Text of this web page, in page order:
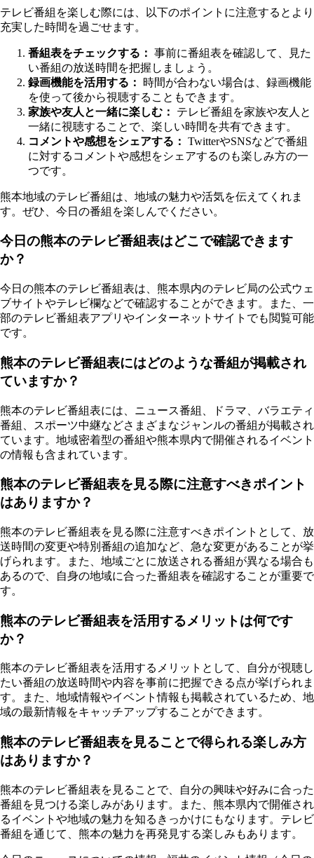
テレビ番組を楽しむ際には、以下のポイントに注意するとより
充実した時間を過ごせます。
番組表をチェックする： 事前に番組表を確認して、見た
い番組の放送時間を把握しましょう。
録画機能を活用する：
時間が合わない場合は、録画機能
を使って後から視聴することもできます。
家族や友人と一緒に楽しむ：
テレビ番組を家族や友人と
一緒に視聴することで、楽しい時間を共有できます。
コメントや感想をシェアする： TwitterやSNSなどで番組
に対するコメントや感想をシェアするのも楽しみ方の一
つです。
熊本地域のテレビ番組は、地域の魅力や活気を伝えてくれま
す。ぜひ、今日の番組を楽しんでください。
今日の熊本のテレビ番組表はどこで確認できます
か？
今日の熊本のテレビ番組表は、熊本県内のテレビ局の公式ウェ
ブサイトやテレビ欄などで確認することができます。また、一
部のテレビ番組表アプリやインターネットサイトでも閲覧可能
です。
熊本のテレビ番組表にはどのような番組が掲載され
ていますか？
熊本のテレビ番組表には、ニュース番組、ドラマ、バラエティ
番組、スポーツ中継などさまざまなジャンルの番組が掲載され
ています。地域密着型の番組や熊本県内で開催されるイベント
の情報も含まれています。
熊本のテレビ番組表を見る際に注意すべきポイント
はありますか？
熊本のテレビ番組表を見る際に注意すべきポイントとして、放
送時間の変更や特別番組の追加など、急な変更があることが挙
げられます。また、地域ごとに放送される番組が異なる場合も
あるので、自身の地域に合った番組表を確認することが重要で
す。
熊本のテレビ番組表を活用するメリットは何です
か？
熊本のテレビ番組表を活用するメリットとして、自分が視聴し
たい番組の放送時間や内容を事前に把握できる点が挙げられま
す。また、地域情報やイベント情報も掲載されているため、地
域の最新情報をキャッチアップすることができます。
熊本のテレビ番組表を見ることで得られる楽しみ方
はありますか？
熊本のテレビ番組表を見ることで、自分の興味や好みに合った
番組を見つける楽しみがあります。また、熊本県内で開催され
るイベントや地域の魅力を知るきっかけにもなります。テレビ
番組を通じて、熊本の魅力を再発見する楽しみもあります。